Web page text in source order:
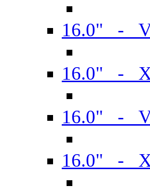
16.0" -
16.0" -
16.0" -
16.0" -